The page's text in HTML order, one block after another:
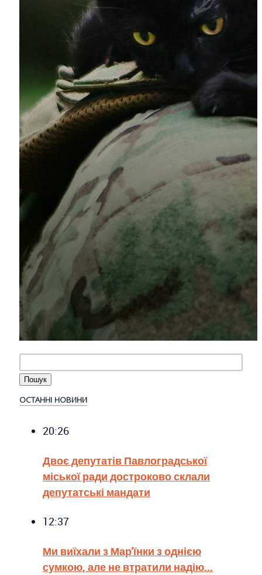
ОСТАННІ НОВИНИ
20:26
Двоє депутатів Павлоградської
міської ради достроково склали
депутатські мандати
12:37
Ми виїхали з Мар'їнки з однією
сумкою, але не втратили надію...